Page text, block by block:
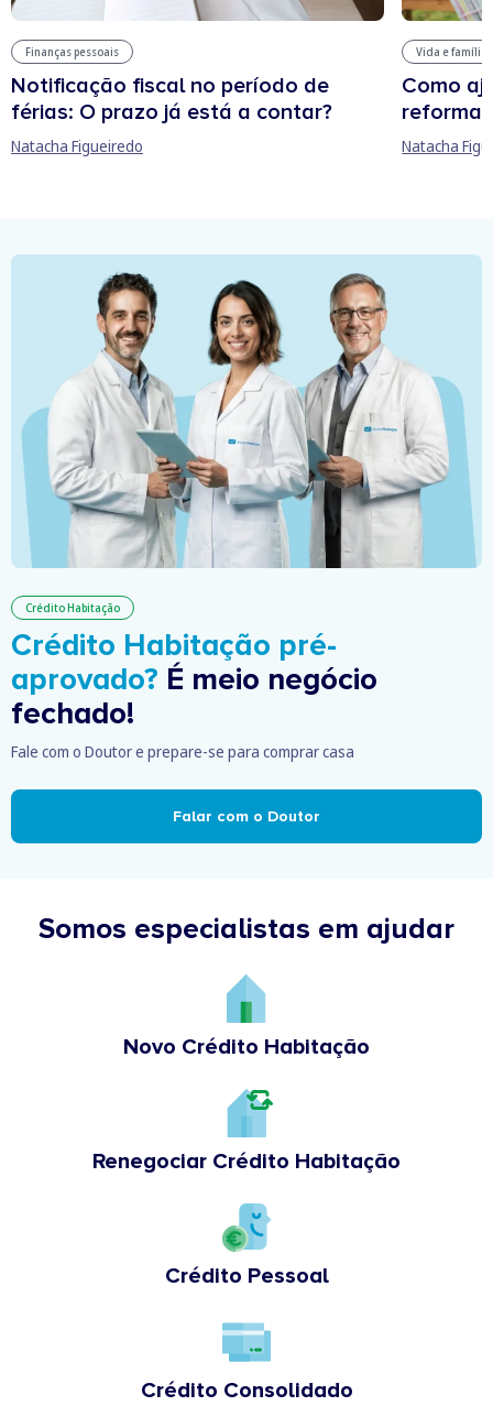
Finanças pessoais
Notificação fiscal no período de
férias: O prazo já está a contar?
Natacha Figueiredo
Vida e família
Como
reforma
Natacha
Crédito Habitação
Crédito Habitação pré-
aprovado? É meio negócio
fechado!
Fale com o Doutor e prepare-se para comprar casa
Falar com o Doutor
Somos especialistas em ajudar
Novo Crédito Habitação
Renegociar Crédito Habitação
Crédito Pessoal
Crédito Consolidado